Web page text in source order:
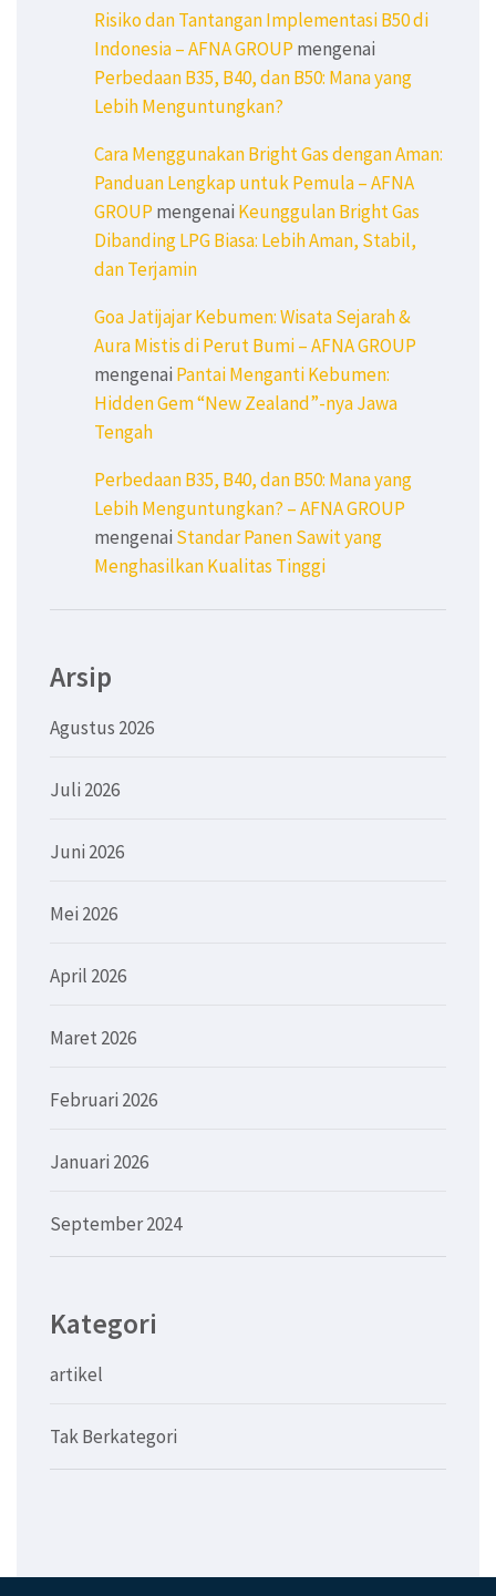
Risiko dan Tantangan Implementasi B50 di
Indonesia – AFNA GROUPmengenai
Perbedaan B35, B40, dan B50: Mana yang
Lebih Menguntungkan?
Cara Menggunakan Bright Gas dengan Aman:
Panduan Lengkap untuk Pemula – AFNA
GROUPmengenai Keunggulan Bright Gas
Dibanding LPG Biasa: Lebih Aman, Stabil,
dan Terjamin
Goa Jatijajar Kebumen: Wisata Sejarah &
Aura Mistis di Perut Bumi – AFNA GROUP
mengenai Pantai Menganti Kebumen:
Hidden Gem “New Zealand”-nya Jawa
Tengah
Perbedaan B35, B40, dan B50: Mana yang
Lebih Menguntungkan? – AFNA GROUP
mengenai Standar Panen Sawit yang
Menghasilkan Kualitas Tinggi
Arsip
Agustus 2026
Juli 2026
Juni 2026
Mei 2026
April 2026
Maret 2026
Februari 2026
Januari 2026
September 2024
Kategori
artikel
Tak Berkategori